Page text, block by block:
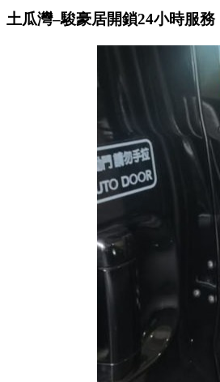
土瓜灣–駿豪居開鎖24小時服務